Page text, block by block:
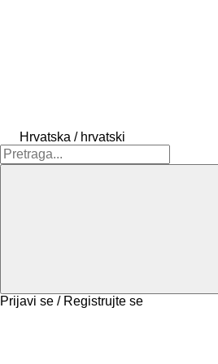
Hrvatska / hrvatski
Prijavi se / Registrujte se